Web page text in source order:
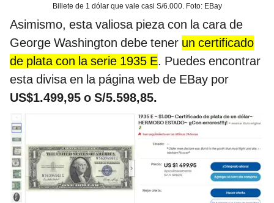
Billete de 1 dólar que vale casi S/6.000. Foto: EBay
Asimismo, esta valiosa pieza con la cara de
George Washington debe tener un certificado
de plata con la serie 1935 E. Puedes encontrar
esta divisa en la página web de EBay por
US$1.499,95 o S/5.598,85.